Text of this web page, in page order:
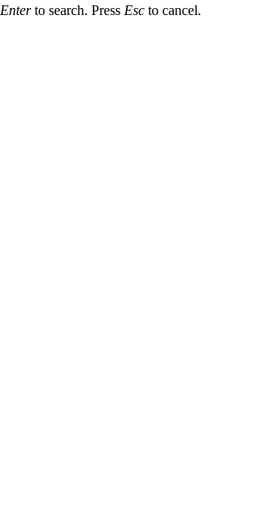
Enterto search. Press Esc to cancel.